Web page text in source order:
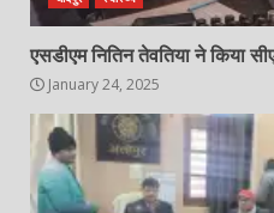
एसडीएम नितिन तेवतिया ने किया
January 24, 2025